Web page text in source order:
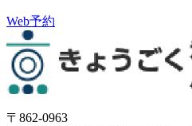
Web予約
〒862-0963